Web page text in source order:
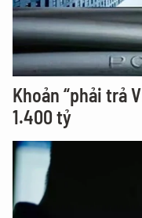
Khoản “phải trả
1.400 tỷ